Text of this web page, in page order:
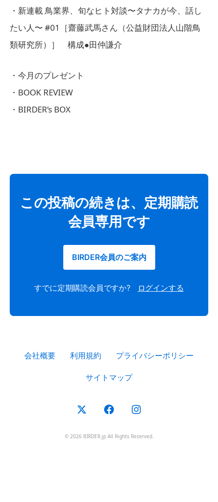
・新連載 鳥業界、旬なヒト対談〜タナカが今、話し
たい人〜 #01［齋藤武馬さん（公益財団法人山階鳥
類研究所）］ 構成●田仲謙介
・今月のプレゼント
・BOOK REVIEW
・BIRDER’s BOX
この投稿の続きは、定期購読
会員専用です
BIRDER会員のご案内
すでに定期購読会員ですか? ログインする
会社概要 利用規約 プライバシーポリシー
サイトマップ
© 2026 BIRDER.jp All Rights Reserved.